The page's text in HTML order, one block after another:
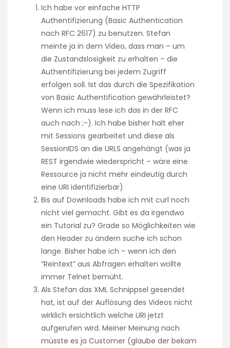
Ich habe vor einfache HTTP
Authentifizierung (Basic Authentication
nach RFC 2617) zu benutzen. Stefan
meinte ja in dem Video, dass man – um
die Zustandslosigkeit zu erhalten – die
Authentifizierung bei jedem Zugriff
erfolgen soll. Ist das durch die Spezifikation
von Basic Authentification gewährleistet?
Wenn ich muss lese ich das in der RFC
auch nach ;-). Ich habe bisher halt eher
mit Sessions gearbeitet und diese als
SessionIDS an die URLS angehängt (was ja
REST irgendwie wiederspricht – wäre eine
Ressource ja nicht mehr eindeutig durch
eine URI identifizierbar)
Bis auf Downloads habe ich mit curl noch
nicht viel gemacht. Gibt es da irgendwo
ein Tutorial zu? Grade so Möglichkeiten wie
den Header zu ändern suche ich schon
lange. Bisher habe ich – wenn ich den
“Reintext” aus Abfragen erhalten wollte
immer Telnet bemüht.
Als Stefan das XML Schnippsel gesendet
hat, ist auf der Auflösung des Videos nicht
wirklich ersichtlich welche URI jetzt
aufgerufen wird. Meiner Meinung nach
müsste es ja Customer (glaube der bekam